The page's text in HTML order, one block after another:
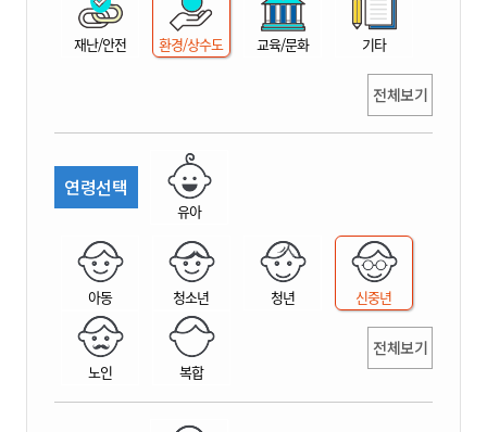
재난/안전 환경/상수도 교육/문화 기타
전체보기
연령선택
유아
아동 청소년 청년 신중년
노인 복합
전체보기